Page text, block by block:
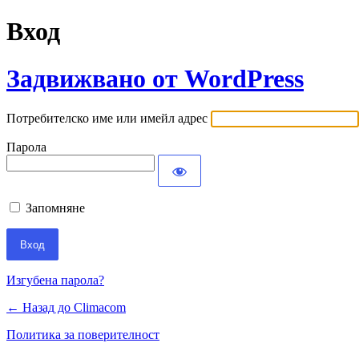
Вход
Задвижвано от WordPress
Потребителско име или имейл адрес
Парола
Запомняне
Изгубена парола?
← Назад до Climacom
Политика за поверителност